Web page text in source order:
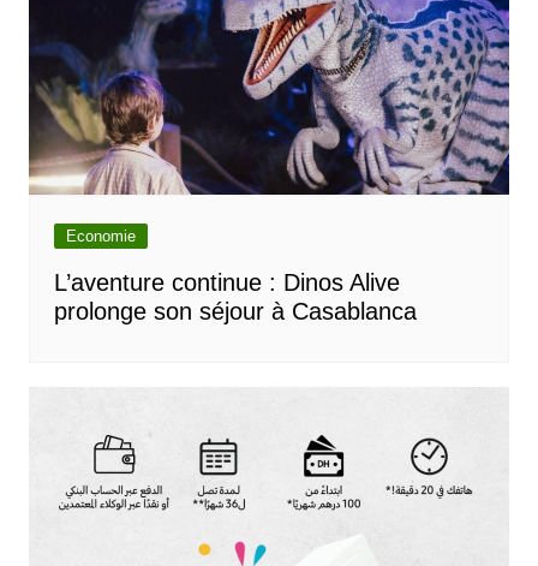
Economie
L’aventure continue : Dinos Alive
prolonge son séjour à Casablanca